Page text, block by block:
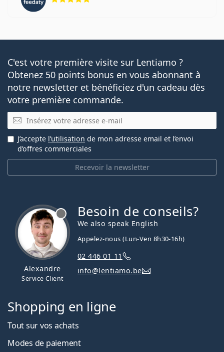
C'est votre première visite sur Lentiamo ?
Obtenez 50 points bonus en vous abonnant à
notre newsletter et bénéficiez d'un cadeau dès
votre première commande.
E-mail
Recevoir la newsletter
J’accepte l’utilisation de mon adresse email et l’envoi
d’offres commerciales
Alexandre
Service Client
Besoin de conseils?
We also speak English
Appelez-nous (Lun-Ven 8h30-16h)
02 446 01 11
info@lentiamo.be
Shopping en ligne
Tout sur vos achats
Modes de paiement